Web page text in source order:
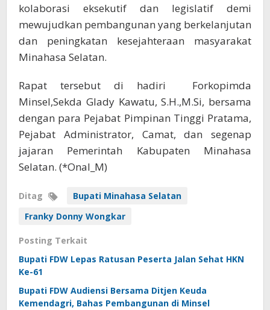
kolaborasi eksekutif dan legislatif demi
mewujudkan pembangunan yang berkelanjutan
dan peningkatan kesejahteraan masyarakat
Minahasa Selatan.
Rapat tersebut di hadiri Forkopimda
Minsel,Sekda Glady Kawatu, S.H.,M.Si, bersama
dengan para Pejabat Pimpinan Tinggi Pratama,
Pejabat Administrator, Camat, dan segenap
jajaran Pemerintah Kabupaten Minahasa
Selatan. (*Onal_M)
Ditag
Bupati Minahasa Selatan
Franky Donny Wongkar
Posting Terkait
Bupati FDW Lepas Ratusan Peserta Jalan Sehat HKN
Ke-61
Bupati FDW Audiensi Bersama Ditjen Keuda
Kemendagri, Bahas Pembangunan di Minsel